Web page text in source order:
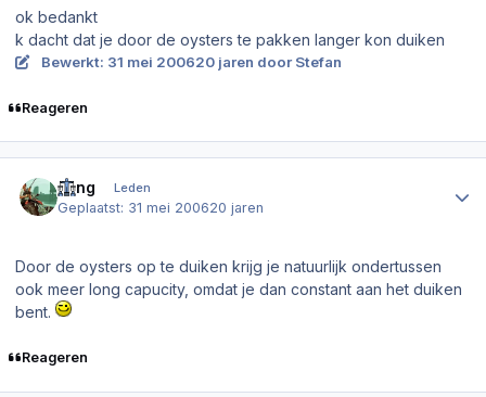
ok bedankt
k dacht dat je door de oysters te pakken langer kon duiken
Bewerkt: 31 mei 200620 jaren door Stefan
Reageren
Bling Leden
Geplaatst: 31 mei 200620 jaren
Door de oysters op te duiken krijg je natuurlijk ondertussen
ook meer long capucity, omdat je dan constant aan het duiken
bent.
Reageren